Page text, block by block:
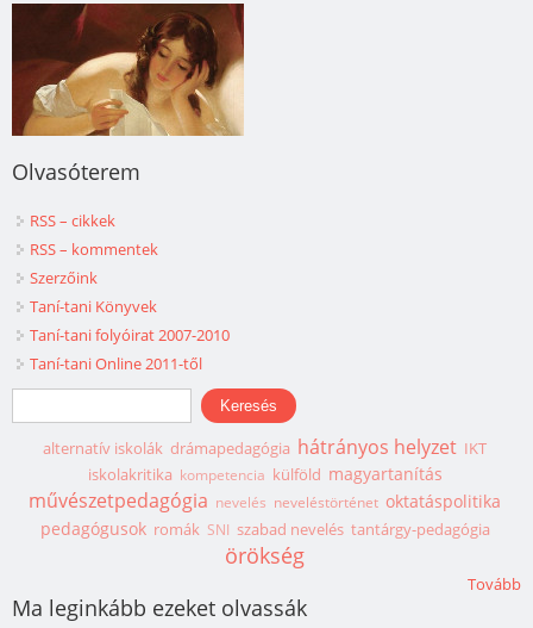
Olvasóterem
RSS – cikkek
RSS – kommentek
Szerzőink
Taní-tani Könyvek
Taní-tani folyóirat 2007-2010
Taní-tani Online 2011-től
Keresés űrlap
Keresés
alternatív iskolák drámapedagógia hátrányos helyzet IKT
iskolakritika kompetencia külföld magyartanítás
művészetpedagógia nevelés neveléstörténet oktatáspolitika
pedagógusok romák SNI szabad nevelés tantárgy-pedagógia
örökség
Tovább
Ma leginkább ezeket olvassák